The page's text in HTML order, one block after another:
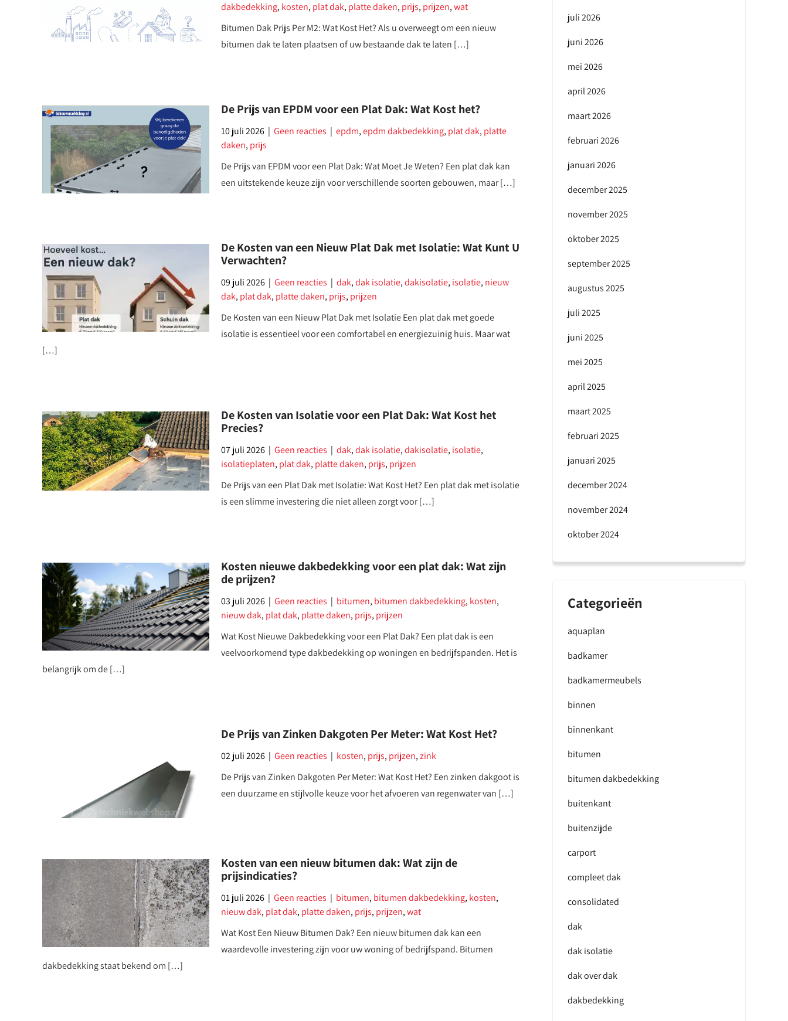
dakbedekking, kosten, plat dak, platte daken, prijs, prijzen,wat
Bitumen Dak Prijs Per M2: Wat Kost Het? Als u overweegt om een nieuw
bitumen dak te laten plaatsen of uw bestaande dak te laten […]
De Prijs van EPDM voor een Plat Dak: Wat Kost het?
10 juli 2026 |Geen reacties |epdm,epdm dakbedekking, plat dak, platte
daken, prijs
De Prijs van EPDM voor een Plat Dak: Wat Moet Je Weten? Een plat dak kan
een uitstekende keuze zijn voor verschillende soorten gebouwen, maar […]
De Kosten van een Nieuw Plat Dak met Isolatie: Wat Kunt U
Verwachten?
09 juli 2026 |Geen reacties |dak,dak isolatie,dakisolatie, isolatie, nieuw
dak, plat dak, platte daken, prijs, prijzen
De Kosten van een Nieuw Plat Dak met Isolatie Een plat dak met goede
isolatie is essentieel voor een comfortabel en energiezuinig huis. Maar wat
[…]
De Kosten van Isolatie voor een Plat Dak: Wat Kost het
Precies?
07 juli 2026 |Geen reacties |dak,dak isolatie,dakisolatie, isolatie,
isolatieplaten, plat dak, platte daken, prijs, prijzen
De Prijs van een Plat Dak met Isolatie: Wat Kost Het? Een plat dak met isolatie
is een slimme investering die niet alleen zorgt voor […]
Kosten nieuwe dakbedekking voor een plat dak: Wat zijn
de prijzen?
03 juli 2026 |Geen reacties | bitumen, bitumen dakbedekking, kosten,
nieuw dak, plat dak, platte daken, prijs, prijzen
Wat Kost Nieuwe Dakbedekking voor een Plat Dak? Een plat dak is een
veelvoorkomend type dakbedekking op woningen en bedrijfspanden. Het is
belangrijk om de […]
De Prijs van Zinken Dakgoten Per Meter: Wat Kost Het?
02 juli 2026 |Geen reacties | kosten, prijs, prijzen,zink
De Prijs van Zinken Dakgoten Per Meter: Wat Kost Het? Een zinken dakgoot is
een duurzame en stijlvolle keuze voor het afvoeren van regenwater van […]
Kosten van een nieuw bitumen dak: Wat zijn de
prijsindicaties?
01 juli 2026 |Geen reacties | bitumen, bitumen dakbedekking, kosten,
nieuw dak, plat dak, platte daken, prijs, prijzen,wat
Wat Kost Een Nieuw Bitumen Dak? Een nieuw bitumen dak kan een
waardevolle investering zijn voor uw woning of bedrijfspand. Bitumen
dakbedekking staat bekend om […]
juli 2026
juni 2026
mei 2026
april 2026
maart 2026
februari 2026
januari 2026
december 2025
november 2025
oktober 2025
september 2025
augustus 2025
juli 2025
juni 2025
mei 2025
april 2025
maart 2025
februari 2025
januari 2025
december 2024
november 2024
oktober 2024
Categorieën
aquaplan
badkamer
badkamermeubels
binnen
binnenkant
bitumen
bitumen dakbedekking
buitenkant
buitenzijde
carport
compleet dak
consolidated
dak
dak isolatie
dak over dak
dakbedekking